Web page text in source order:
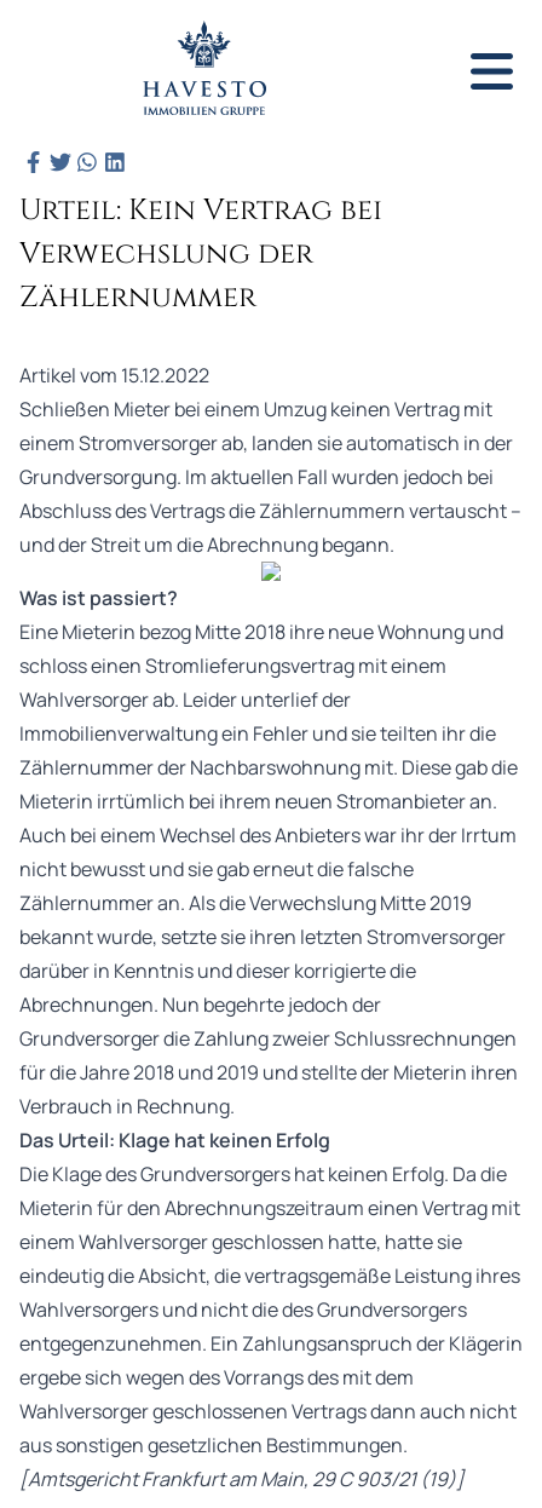
Urteil: Kein Vertrag bei
Verwechslung der
Zählernummer
Artikel vom 15.12.2022
Schließen Mieter bei einem Umzug keinen Vertrag mit
einem Stromversorger ab, landen sie automatisch in der
Grundversorgung. Im aktuellen Fall wurden jedoch bei
Abschluss des Vertrags die Zählernummern vertauscht –
und der Streit um die Abrechnung begann.
Was ist passiert?
Eine Mieterin bezog Mitte 2018 ihre neue Wohnung und
schloss einen Stromlieferungsvertrag mit einem
Wahlversorger ab. Leider unterlief der
Immobilienverwaltung ein Fehler und sie teilten ihr die
Zählernummer der Nachbarswohnung mit. Diese gab die
Mieterin irrtümlich bei ihrem neuen Stromanbieter an.
Auch bei einem Wechsel des Anbieters war ihr der Irrtum
nicht bewusst und sie gab erneut die falsche
Zählernummer an. Als die Verwechslung Mitte 2019
bekannt wurde, setzte sie ihren letzten Stromversorger
darüber in Kenntnis und dieser korrigierte die
Abrechnungen. Nun begehrte jedoch der
Grundversorger die Zahlung zweier Schlussrechnungen
für die Jahre 2018 und 2019 und stellte der Mieterin ihren
Verbrauch in Rechnung.
Das Urteil: Klage hat keinen Erfolg
Die Klage des Grundversorgers hat keinen Erfolg. Da die
Mieterin für den Abrechnungszeitraum einen Vertrag mit
einem Wahlversorger geschlossen hatte, hatte sie
eindeutig die Absicht, die vertragsgemäße Leistung ihres
Wahlversorgers und nicht die des Grundversorgers
entgegenzunehmen. Ein Zahlungsanspruch der Klägerin
ergebe sich wegen des Vorrangs des mit dem
Wahlversorger geschlossenen Vertrags dann auch nicht
aus sonstigen gesetzlichen Bestimmungen.
[Amtsgericht Frankfurt am Main, 29 C 903/21 (19)]